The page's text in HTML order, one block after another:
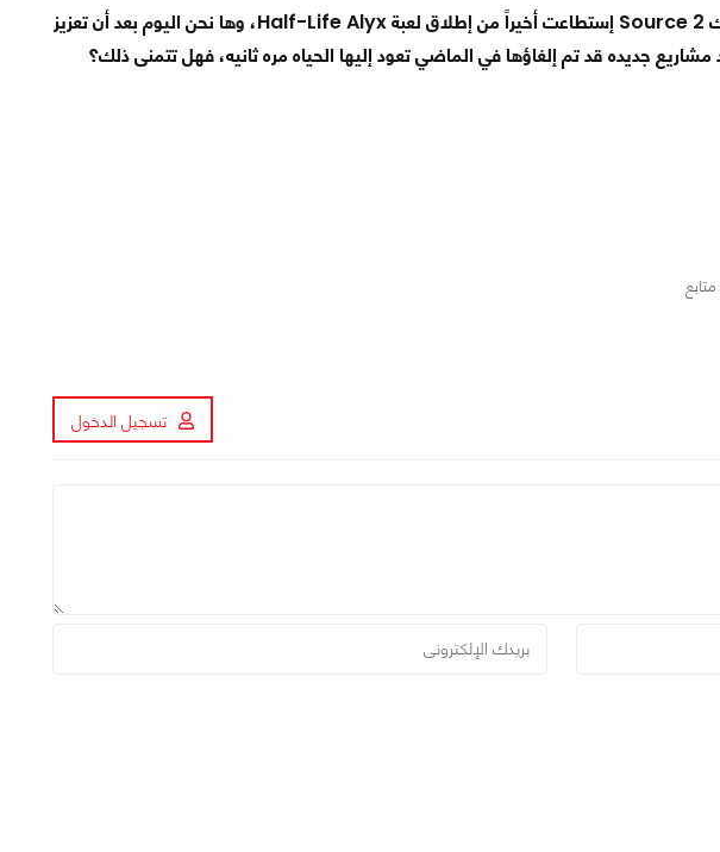
وهكذا بعد عمل متداوم على تطوير وتحسين مُحرك Source 2 إستطاعت أخيراً من إطلاق لعبة Half-Life Alyx، وها نحن اليوم بعد أن تعزيز
جديده قد تم إلغاؤها في الماضي تعود إليها الحياه مره ثانيه، فهل تتمنى ذلك؟
تسجيل الدخول